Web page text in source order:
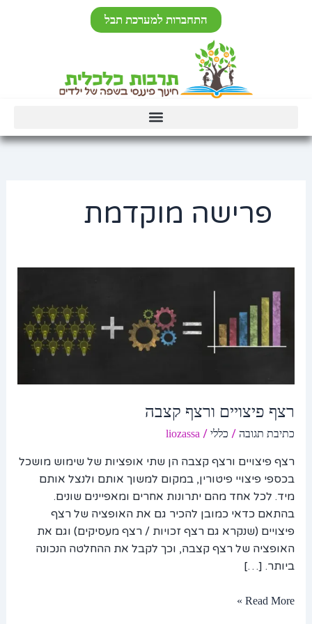
התחברות למערכת תבל
פרישה מוקדמת
רצף פיצויים ורצף קצבה
כתיבת תגובה / כללי/
liozassa
רצף פיצויים ורצף קצבה הן שתי אופציות של שימוש מושכל
בכספי פיצויי פיטורין, במקום למשוך אותם ולנצל אותם
מיד. לכל אחד מהם יתרונות אחרים ומאפיינים שונים.
בהתאם כדאי כמובן להכיר גם את האופציה של רצף
פיצויים (שנקרא גם רצף זכויות / רצף מעסיקים) וגם את
האופציה של רצף קצבה, וכך לקבל את ההחלטה הנכונה
ביותר. […]
פיצויים
ורצף
קצבה
Read More »